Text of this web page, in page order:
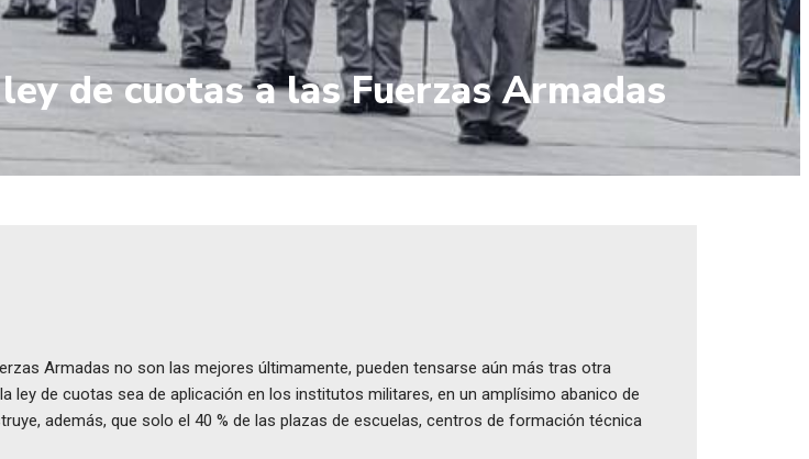
de cuotas a las Fuerzas Armadas
Armadas no son las mejores últimamente, pueden tensarse aún más tras otra
ley de cuotas sea de aplicación en los institutos militares, en un amplísimo abanico de
además, que solo el 40 % de las plazas de escuelas, centros de formación técnica